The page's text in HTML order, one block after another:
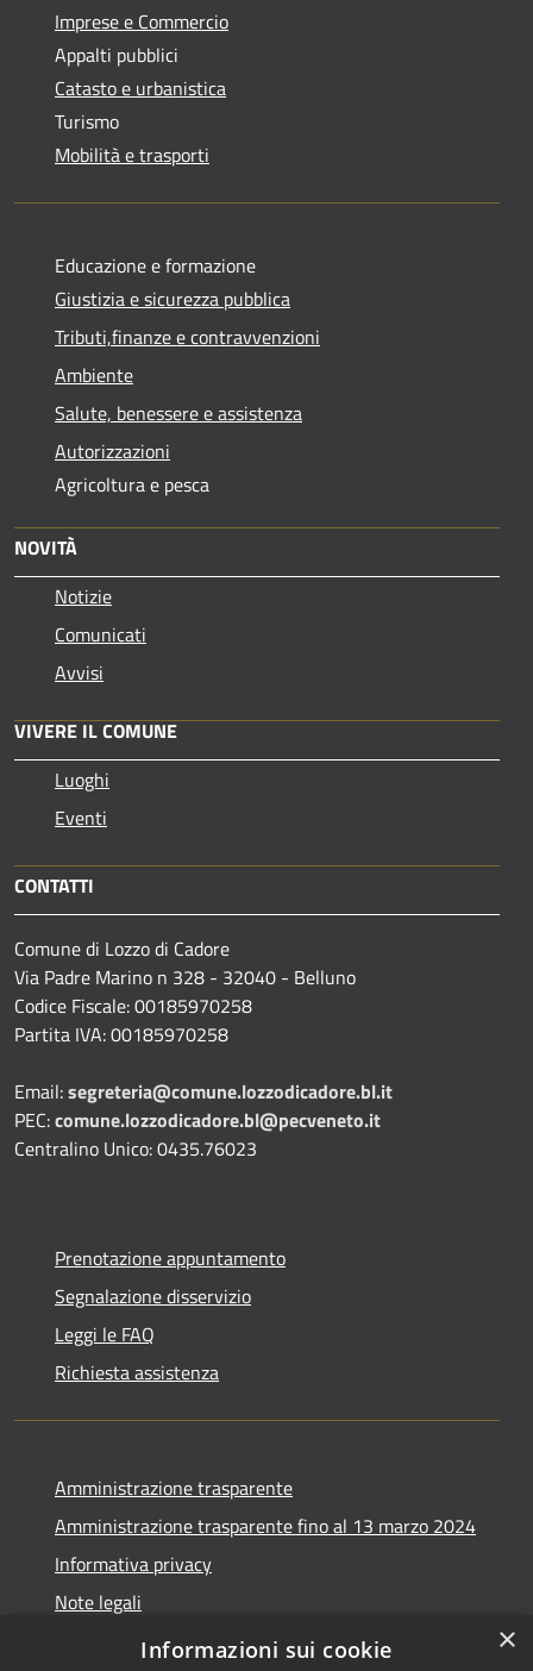
Imprese e Commercio
Appalti pubblici
Catasto e urbanistica
Turismo
Mobilità e trasporti
Educazione e formazione
Giustizia e sicurezza pubblica
Tributi,finanze e contravvenzioni
Ambiente
Salute, benessere e assistenza
Autorizzazioni
Agricoltura e pesca
NOVITÀ
Notizie
Comunicati
Avvisi
VIVERE IL COMUNE
Luoghi
Eventi
CONTATTI
Comune di Lozzo di Cadore
Via Padre Marino n 328 - 32040 - Belluno
Codice Fiscale: 00185970258
Partita IVA: 00185970258
Email:segreteria@comune.lozzodicadore.bl.it
PEC:comune.lozzodicadore.bl@pecveneto.it
Centralino Unico: 0435.76023
Prenotazione appuntamento
Segnalazione disservizio
Leggi le FAQ
Richiesta assistenza
Amministrazione trasparente
Amministrazione trasparente fino al 13 marzo 2024
Informativa privacy
Note legali
Dichiarazione di accessibilità
×
Informazioni sui cookie